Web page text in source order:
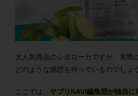
大人気商品のシボローカですが、実際
どのような感想を持っているのでしょ
ここでは、 サプリNAVI編集部が独自